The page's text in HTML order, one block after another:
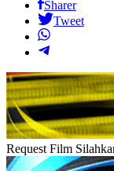
Sharer
Tweet
Request Film